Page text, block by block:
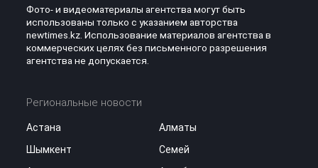
Фото- и видеоматериалы агентства могут быть
использованы только с указанием авторства
newtimes.kz. Использование материалов агентства в
коммерческих целях без письменного разрешения
агентства не допускается.
Региональные новости
Астана
Алматы
Шымкент
Семей